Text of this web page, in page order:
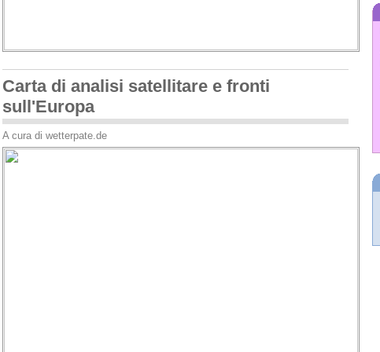
Carta di analisi satellitare e fronti
sull'Europa
A cura di wetterpate.de